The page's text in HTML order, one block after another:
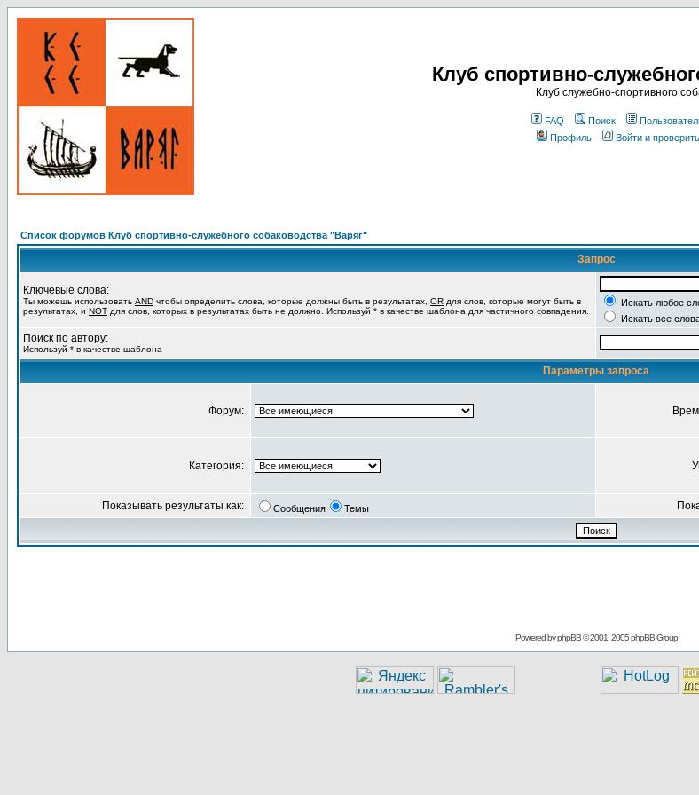
Клуб спортивно-
Клуб служебно-спортивного
FAQ Поиск
Профиль
Войти и
Список форумов Клуб спортивно-служебного собаководства "Варяг"
Запрос
Ключевые слова:
Ты можешь использовать AND чтобы определить слова, которые должны быть в результатах, OR для слов, которые могут быть в
результатах, и NOT для слов, которых в результатах быть не должно. Используй * в качестве шаблона для частичного совпадения.
Искать любое
Искать все
Поиск по автору:
Используй * в качестве шаблона
Параметры запроса
Форум:
Категория:
Показывать результаты как: Сообщения Темы
Powered byphpBB© 2001, 2005 phpBB Group